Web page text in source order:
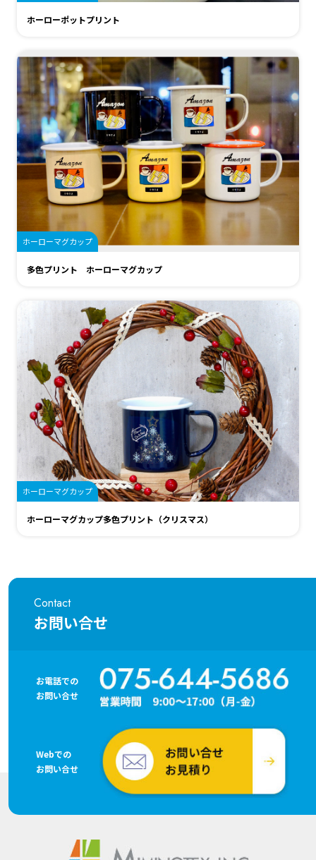
ホーローポットプリント
ホーローマグカップ
多色プリント ホーローマグカップ
ホーローマグカップ
ホーローマグカップ多色プリント（クリスマス）
Contact
お問い合せ
お電話での
お問い合せ
Webでの
お問い合せ